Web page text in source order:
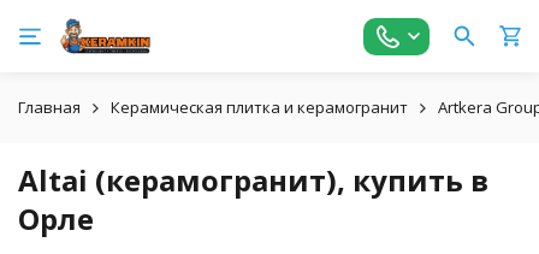
Главная Керамическая плитка и керамогранит Artkera
Altai (керамогранит), купить в
Орле